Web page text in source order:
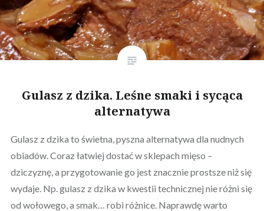
Gulasz z dzika. Leśne smaki i sycąca
alternatywa
Gulasz z dzika to świetna, pyszna alternatywa dla nudnych
obiadów. Coraz łatwiej dostać w sklepach mięso –
dziczyznę, a przygotowanie go jest znacznie prostsze niż się
wydaje. Np. gulasz z dzika w kwestii technicznej nie różni się
od wołowego, a smak… robi różnice. Naprawdę warto